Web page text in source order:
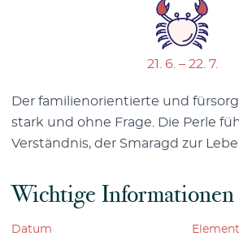
21. 6. – 22. 7.
Der familienorientierte und
stark und ohne Frage. Die Perle
Verständnis, der Smaragd zur
Wichtige Informationen
Datum
Element